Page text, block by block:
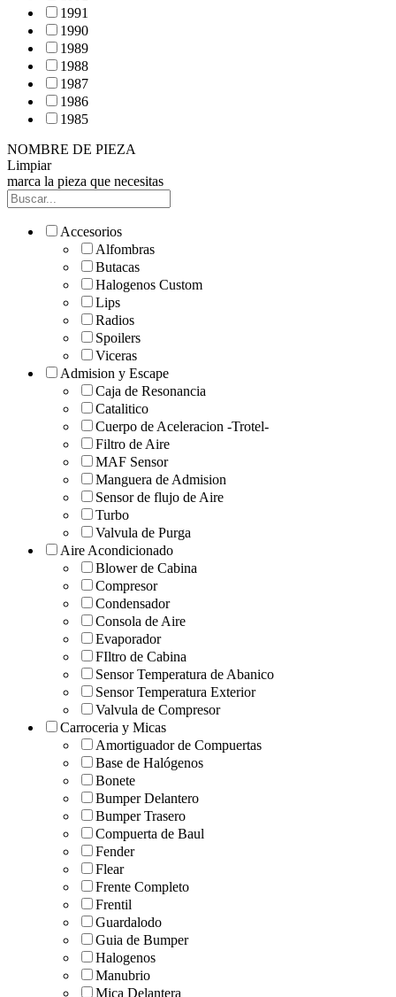
1991
1990
1989
1988
1987
1986
1985
NOMBRE DE PIEZA
Limpiar
marca la pieza que necesitas
Accesorios
Alfombras
Butacas
Halogenos Custom
Lips
Radios
Spoilers
Viceras
Admision y Escape
Caja de Resonancia
Catalitico
Cuerpo de Aceleracion -Trotel-
Filtro de Aire
MAF Sensor
Manguera de Admision
Sensor de flujo de Aire
Turbo
Valvula de Purga
Aire Acondicionado
Blower de Cabina
Compresor
Condensador
Consola de Aire
Evaporador
FIltro de Cabina
Sensor Temperatura de Abanico
Sensor Temperatura Exterior
Valvula de Compresor
Carroceria y Micas
Amortiguador de Compuertas
Base de Halógenos
Bonete
Bumper Delantero
Bumper Trasero
Compuerta de Baul
Fender
Flear
Frente Completo
Frentil
Guardalodo
Guia de Bumper
Halogenos
Manubrio
Mica Delantera